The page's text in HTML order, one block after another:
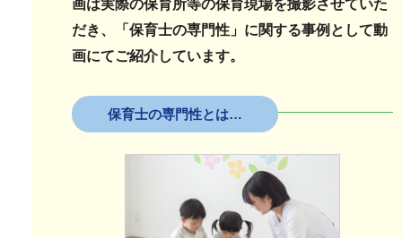
画は実際の保育所等の保育現場を撮影させていた
だき、「保育士の専門性」に関する事例として動
画にてご紹介しています。
保育士の専門性とは…